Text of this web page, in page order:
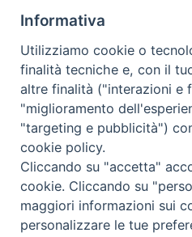
Segreteria e
L’Ufficio è aperto tutti i
venerdì, dalle ore 9.30
Tel. 090.9146045
mail:
© 2022 - 2025 Caritas
Informativa
Utilizziamo cookie o
finalità tecniche e, con il
altre finalità ("interazioni e
"miglioramento
"targeting e pubblicità")
cookie policy.
Cliccando su "accetta"
cookie. Cliccando su
maggiori informazioni sui
personalizzare le tue